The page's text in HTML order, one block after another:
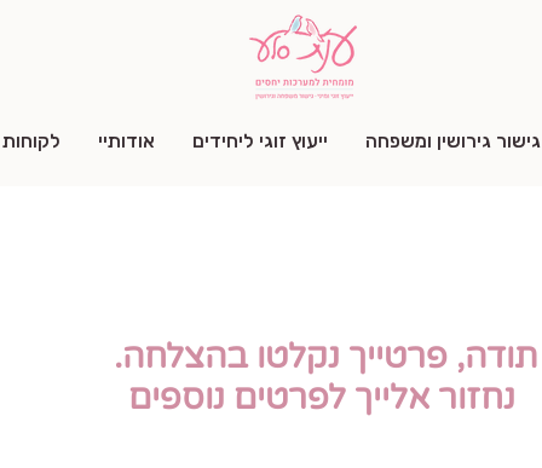
גישור גירושין ומשפחה ייעוץ זוגי ליחידים אודותיי
תודה, פרטייך נקלטו בהצלחה.
נחזור אלייך לפרטים נוספים